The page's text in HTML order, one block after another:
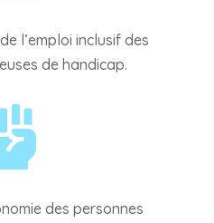
l’emploi inclusif des
de handicap.
des personnes